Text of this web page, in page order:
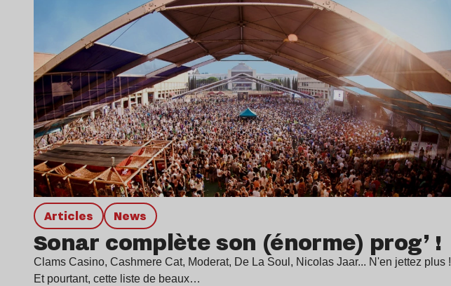
Articles news
Sonar complète son (énorme) prog’ !
Clams Casino, Cashmere Cat, Moderat, De La Soul, Nicolas Jaar... N'en jettez plus !
Et pourtant, cette liste de beaux…